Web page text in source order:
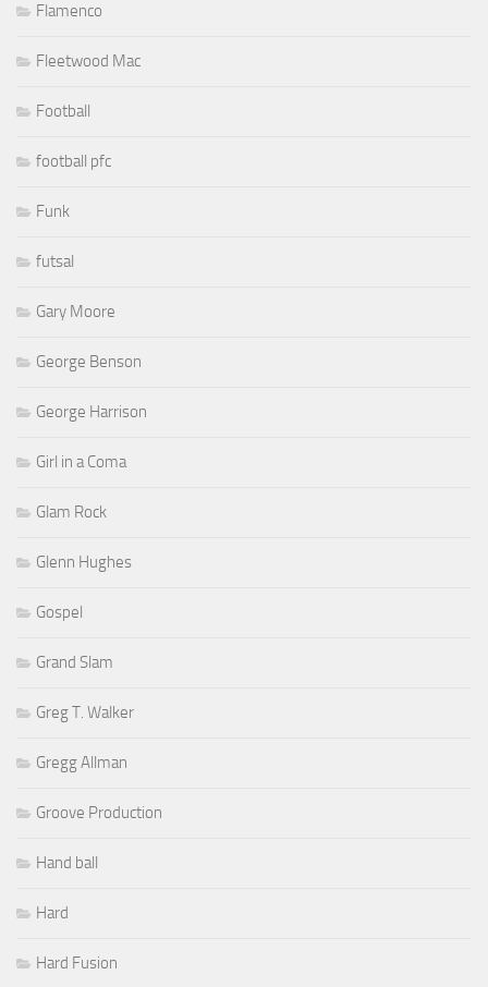
Flamenco
Fleetwood Mac
Football
football pfc
Funk
futsal
Gary Moore
George Benson
George Harrison
Girl in a Coma
Glam Rock
Glenn Hughes
Gospel
Grand Slam
Greg T. Walker
Gregg Allman
Groove Production
Hand ball
Hard
Hard Fusion